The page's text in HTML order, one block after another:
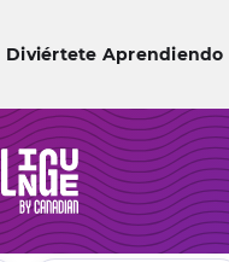
Diviértete Aprendiendo